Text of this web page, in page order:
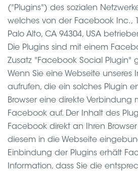
("Plugins") des sozialen
welches von der Facebook Inc.,
Palo Alto, CA 94304, USA
Die Plugins sind mit einem
Zusatz "Facebook Social Plugin"
Wenn Sie eine Webseite unseres
aufrufen, die ein solches Plugin
Browser eine direkte Verbindung
Facebook auf. Der Inhalt des
Facebook direkt an Ihren
diesem in die Webseite
Einbindung der Plugins erhält
Information, dass Sie die